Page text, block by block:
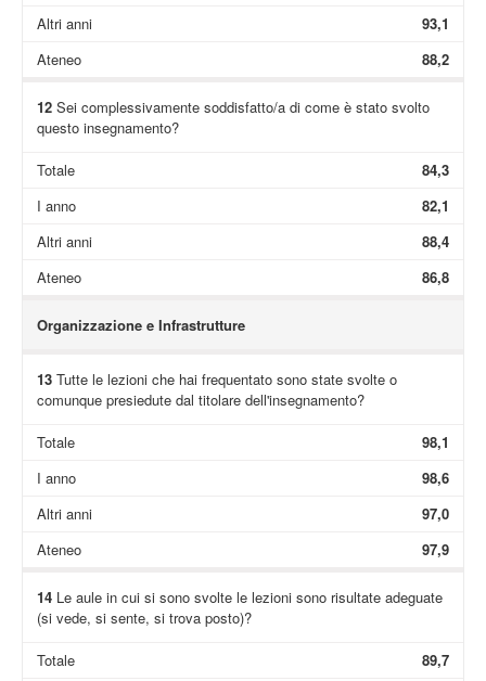
Altri anni
93,1
Ateneo
88,2
12Sei complessivamente soddisfatto/a di come è stato svolto
questo insegnamento?
Totale
84,3
I anno
82,1
Altri anni
88,4
Ateneo
86,8
Organizzazione e Infrastrutture
13Tutte le lezioni che hai frequentato sono state svolte o
comunque presiedute dal titolare dell'insegnamento?
Totale
98,1
I anno
98,6
Altri anni
97,0
Ateneo
97,9
14Le aule in cui si sono svolte le lezioni sono risultate adeguate
(si vede, si sente, si trova posto)?
Totale
89,7